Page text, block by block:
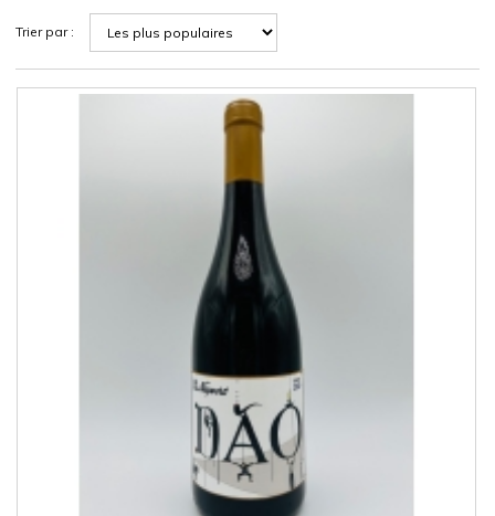
Trier par :